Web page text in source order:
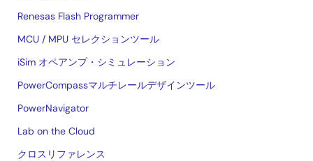
Renesas Flash Programmer
MCU / MPU セレクションツール
iSim オペアンプ・シミュレーション
PowerCompassマルチレールデザインツール
PowerNavigator
Lab on the Cloud
クロスリファレンス